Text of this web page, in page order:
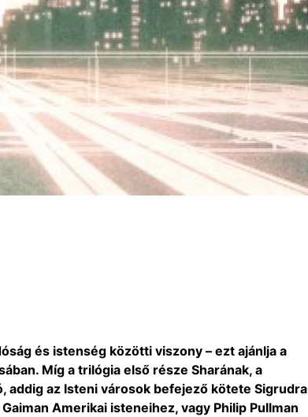
és istenség közötti viszony – ezt ajánlja a
Míg a trilógia első része Sharának, a
addig az Isteni városok befejező kötete Sigrudra
Amerikai isteneihez, vagy Philip Pullman